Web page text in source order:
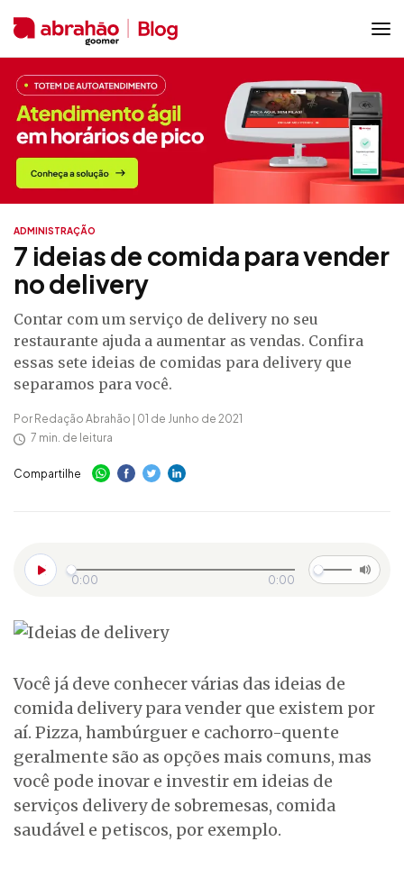
ADMINISTRAÇÃO
7 ideias de comida para vender
no delivery
Contar com um serviço de delivery no seu
restaurante ajuda a aumentar as vendas. Confira
essas sete ideias de comidas para delivery que
separamos para você.
Por Redação Abrahão | 01 de Junho de 2021
7 min. de leitura
Compartilhe
0:00 0:00
Você já deve conhecer várias das ideias de
comida delivery para vender que existem por
aí. Pizza, hambúrguer e cachorro-quente
geralmente são as opções mais comuns, mas
você pode inovar e investir em ideias de
serviços delivery de sobremesas, comida
saudável e petiscos, por exemplo.